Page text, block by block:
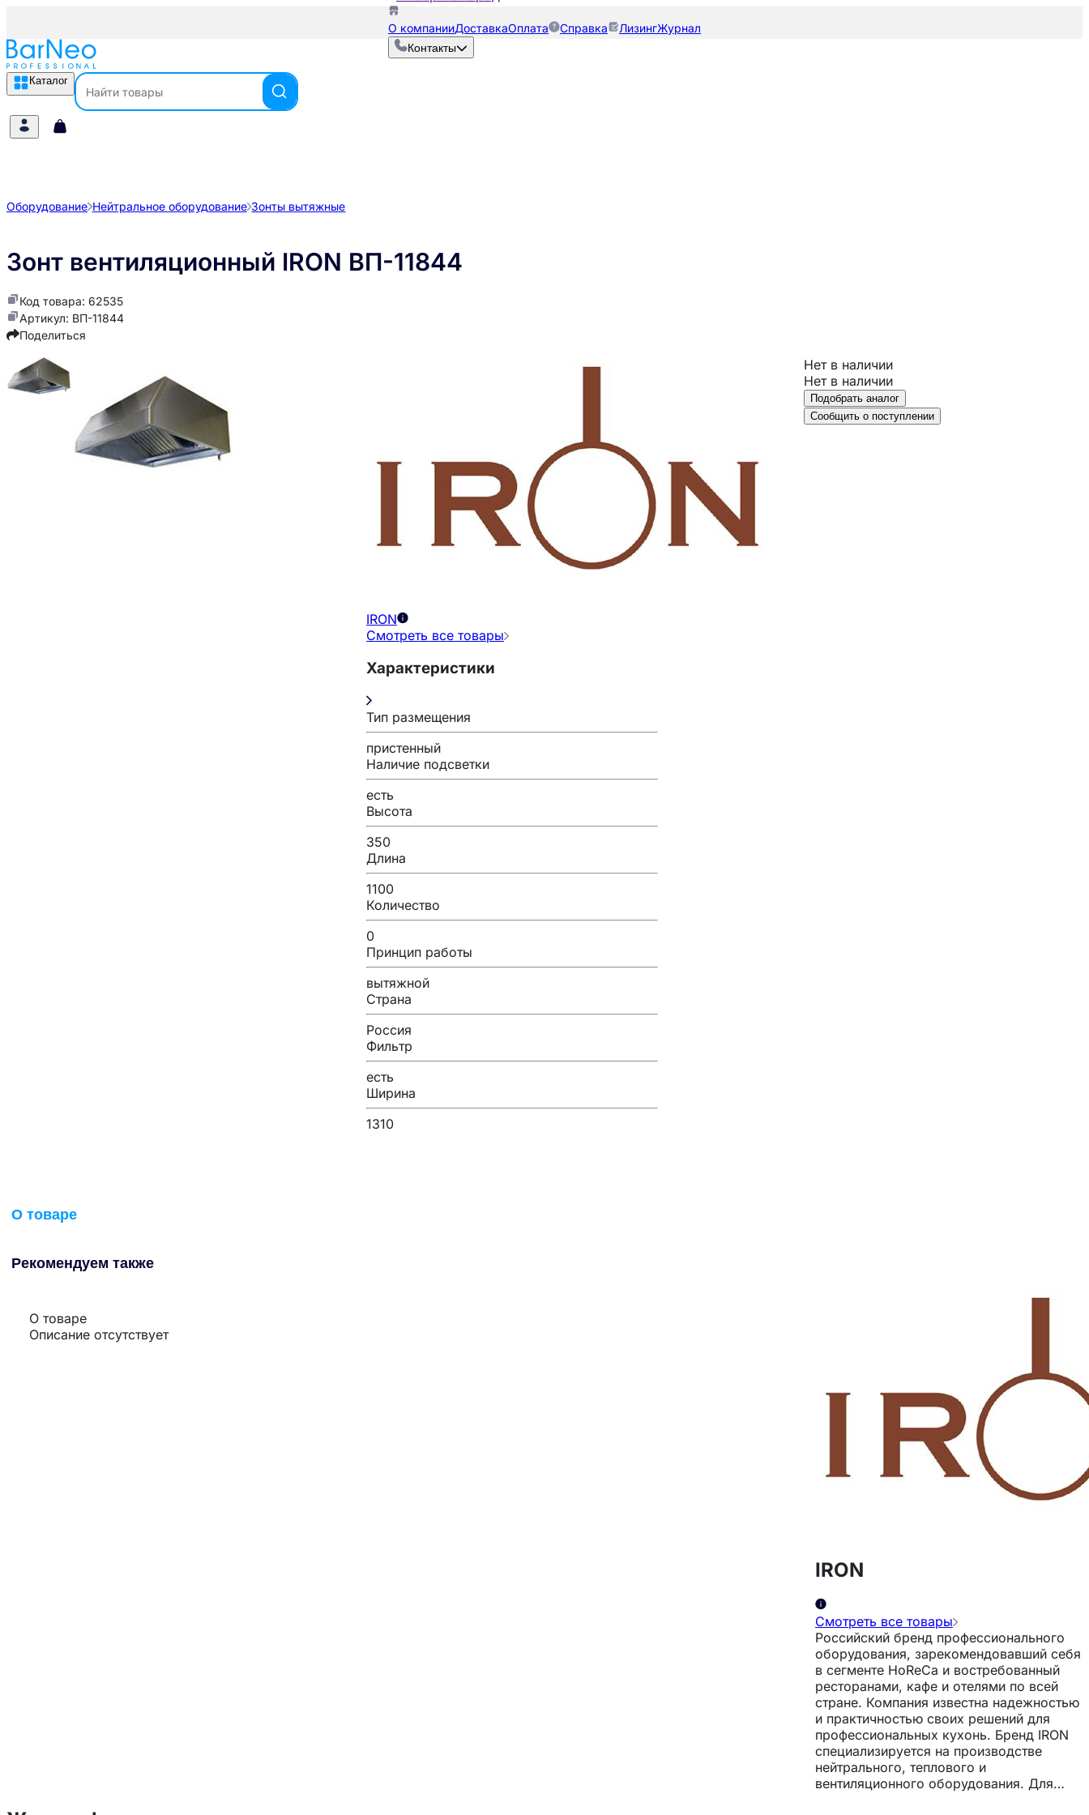
О компанииДоставкаОплата Справка ЛизингЖурнал
Контакты
Каталог
Оборудование Нейтральное оборудование Зонты вытяжные
Зонт вентиляционный IRON ВП-11844
Код товара: 62535
Артикул: ВП-11844
Поделиться
IRON
Смотреть все товары
Характеристики
Тип размещения
пристенный
Наличие подсветки
есть
Высота
350
Длина
1100
Количество
0
Принцип работы
вытяжной
Страна
Россия
Фильтр
есть
Ширина
1310
Нет в наличии
Нет в наличии
Подобрать аналог
Сообщить о поступлении
О товаре
Рекомендуем также
О товаре
Описание отсутствует
IRON
Смотреть все товары
Российский бренд профессионального
оборудования, зарекомендовавший себя
в сегменте HoReCa и востребованный
ресторанами, кафе и отелями по всей
стране. Компания известна надежностью
и практичностью своих решений для
профессиональных кухонь. Бренд IRON
специализируется на производстве
нейтрального, теплового и
вентиляционного оборудования. Для